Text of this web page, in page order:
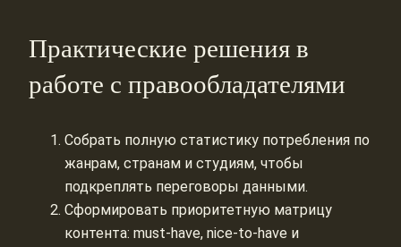
Практические решения в
работе с правообладателями
Собрать полную статистику потребления по
жанрам, странам и студиям, чтобы
подкреплять переговоры данными.
Сформировать приоритетную матрицу
контента: must-have, nice-to-have и